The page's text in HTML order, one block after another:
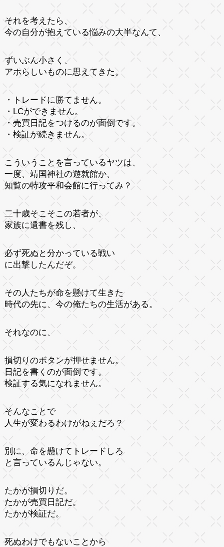
それを考えたら、
今の自分が抱えている悩みの大半なんて、
ずいぶん小さく、
アホらしいものに思えてきた。
・トレードに勝てません。
・LCができません。
・売買日記をつけるのが面倒です。
・検証が続きません。
こういうことを言っているヤツは、
一度、靖国神社の遊就館か、
知覧の特攻平和会館に行ってみ？
二十歳そこそこの若者が、
家族に遺書を残し、
必ず死ぬと分かっている戦い
に出撃したんだぞ。
その人たちが命を懸けて生きた
時代の先に、今の俺たちの生活がある。
それなのに、
損切りのボタンが押せません。
日記を書くのが面倒です。
検証する気になれません。
そんなことで
人生が変わるわけがねぇだろ？
別に、命を懸けてトレードしろ
と言っているんじゃない。
たかが損切りだ。
たかが売買日記だ。
たかが検証だ。
死ぬわけでもないことから